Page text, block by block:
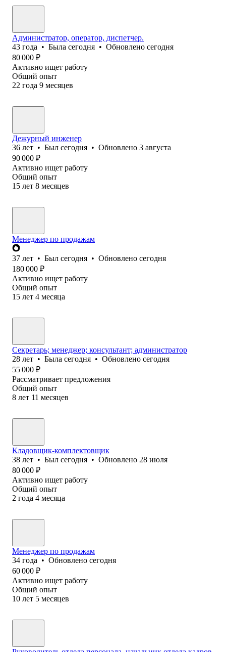
Администратор, оператор, диспетчер.
43 года • Была сегодня • Обновлено сегодня
80 000 ₽
Активно ищет работу
Общий опыт
22 года 9 месяцев
Дежурный инженер
36 лет • Был сегодня • Обновлено 3 августа
90 000 ₽
Активно ищет работу
Общий опыт
15 лет 8 месяцев
Менеджер по продажам
37 лет • Был сегодня • Обновлено сегодня
180 000 ₽
Активно ищет работу
Общий опыт
15 лет 4 месяца
Секретарь; менеджер; консультант; администратор
28 лет • Была сегодня • Обновлено сегодня
55 000 ₽
Рассматривает предложения
Общий опыт
8 лет 11 месяцев
Кладовщик-комплектовщик
38 лет • Был сегодня • Обновлено 28 июля
80 000 ₽
Активно ищет работу
Общий опыт
2 года 4 месяца
Менеджер по продажам
34 года • Обновлено сегодня
60 000 ₽
Активно ищет работу
Общий опыт
10 лет 5 месяцев